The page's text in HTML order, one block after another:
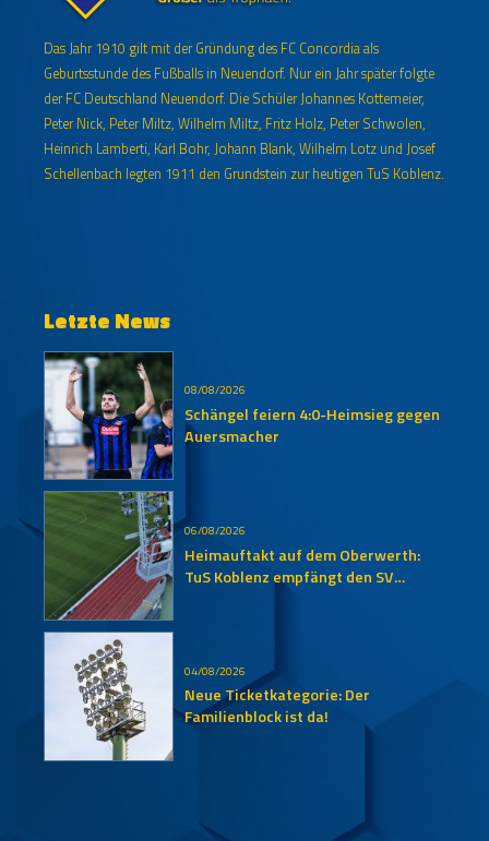
Das Jahr 1910 gilt mit der Gründung des FC Concordia als
Geburtsstunde des Fußballs in Neuendorf. Nur ein Jahr später folgte
der FC Deutschland Neuendorf. Die Schüler Johannes Kottemeier,
Peter Nick, Peter Miltz, Wilhelm Miltz, Fritz Holz, Peter Schwolen,
Heinrich Lamberti, Karl Bohr, Johann Blank, Wilhelm Lotz und Josef
Schellenbach legten 1911 den Grundstein zur heutigen TuS Koblenz.
Letzte News
08/08/2026
Schängel feiern 4:0-Heimsieg gegen
Auersmacher
06/08/2026
Heimauftakt auf dem Oberwerth:
TuS Koblenz empfängt den SV
04/08/2026
Neue Ticketkategorie: Der
Familienblock ist da!